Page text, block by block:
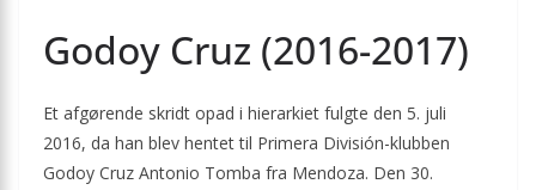
Godoy Cruz (2016-2017)
Et afgørende skridt opad i hierarkiet fulgte den 5. juli
2016, da han blev hentet til Primera División-klubben
Godoy Cruz Antonio Tomba fra Mendoza. Den 30.